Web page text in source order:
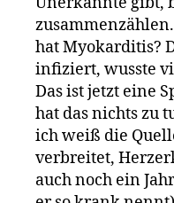
hat Myokarditis?
infiziert, wusste
Das ist jetzt eine
hat das nichts zu
ich weiß die
verbreitet,
auch noch ein